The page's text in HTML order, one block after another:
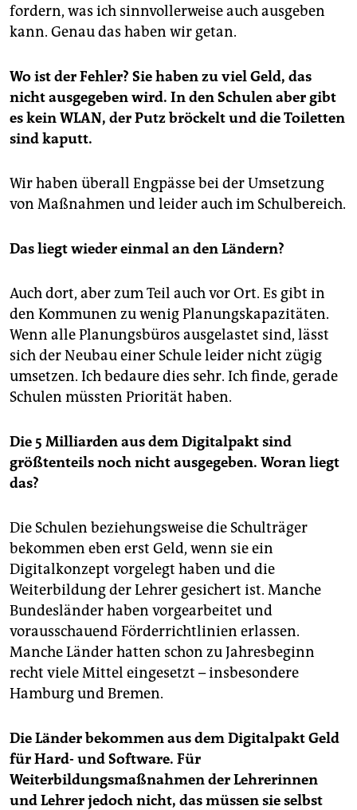
fordern, was ich sinnvollerweise auch ausgeben
kann. Genau das haben wir getan.
Wo ist der Fehler? Sie haben zu viel Geld, das
nicht ausgegeben wird. In den Schulen aber gibt
es kein WLAN, der Putz bröckelt und die Toiletten
sind kaputt.
Wir haben überall Engpässe bei der Umsetzung
von Maßnahmen und leider auch im Schulbereich.
Das liegt wieder einmal an den Ländern?
Auch dort, aber zum Teil auch vor Ort. Es gibt in
den Kommunen zu wenig Planungskapazitäten.
Wenn alle Planungsbüros ausgelastet sind, lässt
sich der Neubau einer Schule leider nicht zügig
umsetzen. Ich bedaure dies sehr. Ich finde, gerade
Schulen müssten Priorität haben.
Die 5 Milliarden aus dem Digitalpakt sind
größtenteils noch nicht ausgegeben. Woran liegt
das?
Die Schulen beziehungsweise die Schulträger
bekommen eben erst Geld, wenn sie ein
Digitalkonzept vorgelegt haben und die
Weiterbildung der Lehrer gesichert ist. Manche
Bundesländer haben vorgearbeitet und
vorausschauend Förderrichtlinien erlassen.
Manche Länder hatten schon zu Jahresbeginn
recht viele Mittel eingesetzt – insbesondere
Hamburg und Bremen.
Die Länder bekommen aus dem Digitalpakt Geld
für Hard- und Software. Für
Weiterbildungsmaßnahmen der Lehrerinnen
und Lehrer jedoch nicht, das müssen sie selbst